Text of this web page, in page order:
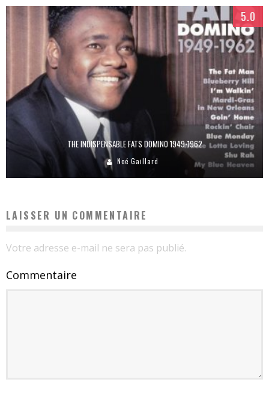
5.0
THE INDISPENSABLE FATS DOMINO 1949-1962
Noé Gaillard
LAISSER UN COMMENTAIRE
Votre adresse e-mail ne sera pas publié.
Commentaire